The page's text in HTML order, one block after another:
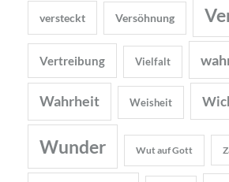
versteckt Versöhnung
Vertreibung Vielfalt
Wahrheit Weisheit
Wunder Wut auf Gott